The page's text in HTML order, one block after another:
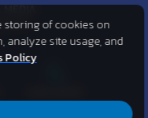
MEDIA
©2012 Asphere
storing of cookies on
analyze site usage, and
Policy